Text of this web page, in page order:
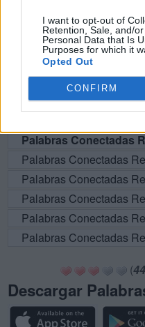
I want to opt-out of
Retention, Sale, and/
Personal Data that Is
Purposes for which it
Opted Out
CONFIRM
Por favor seleccione los
Palabras Conectadas
Palabras Conectadas
Palabras Conectadas
Palabras Conectadas
Palabras Conectadas
Palabras Conectadas
Palabras Conectadas
Palabras Conectadas
Palabras Conectadas
Palabras Conectadas
(
Descargar